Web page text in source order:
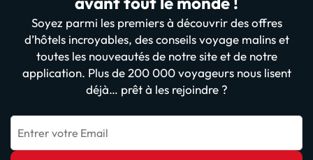
Soyez parmi les premiers à découvrir des offres
d’hôtels incroyables, des conseils voyage malins et
toutes les nouveautés de notre site et de notre
application. Plus de 200 000 voyageurs nous lisent
déjà… prêt à les rejoindre ?
Entrer votre Email